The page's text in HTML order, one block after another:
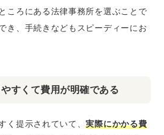
ころにある法律事務所を選ぶことで
き、手続きなどもスピーディーにお
すくて費用が明確である
く提示されていて、実際にかかる費